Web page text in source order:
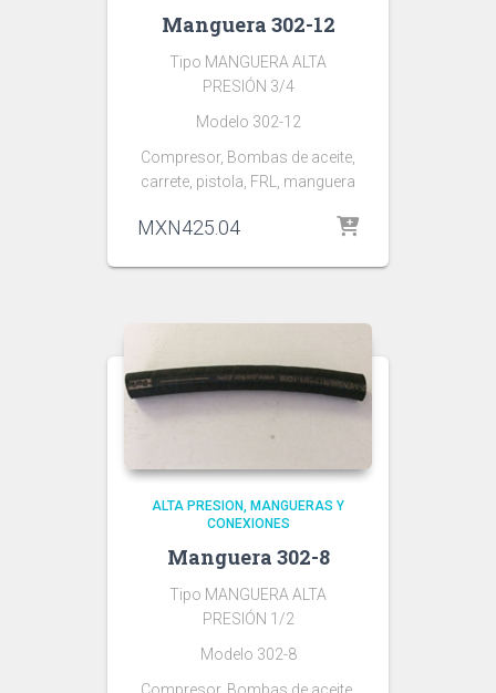
Manguera 302-12
Tipo MANGUERA ALTA
PRESIÓN 3/4
Modelo 302-12
Compresor, Bombas de aceite,
carrete, pistola, FRL, manguera
MXN425.04
ALTA PRESION
MANGUERAS Y
CONEXIONES
Manguera 302-8
Tipo MANGUERA ALTA
PRESIÓN 1/2
Modelo 302-8